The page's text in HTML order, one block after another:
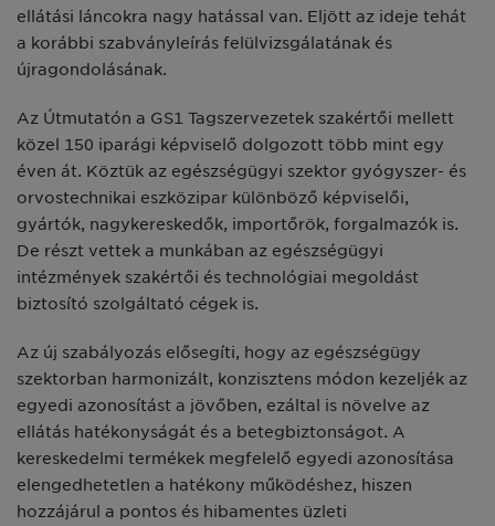
ellátási láncokra nagy hatással van. Eljött az ideje tehát
a korábbi szabványleírás felülvizsgálatának és
újragondolásának.
Az Útmutatón a GS1 Tagszervezetek szakértői mellett
közel 150 iparági képviselő dolgozott több mint egy
éven át. Köztük az egészségügyi szektor gyógyszer- és
orvostechnikai eszközipar különböző képviselői,
gyártók, nagykereskedők, importőrök, forgalmazók is.
De részt vettek a munkában az egészségügyi
intézmények szakértői és technológiai megoldást
biztosító szolgáltató cégek is.
Az új szabályozás elősegíti, hogy az egészségügy
szektorban harmonizált, konzisztens módon kezeljék az
egyedi azonosítást a jövőben, ezáltal is növelve az
ellátás hatékonyságát és a betegbiztonságot. A
kereskedelmi termékek megfelelő egyedi azonosítása
elengedhetetlen a hatékony működéshez, hiszen
hozzájárul a pontos és hibamentes üzleti